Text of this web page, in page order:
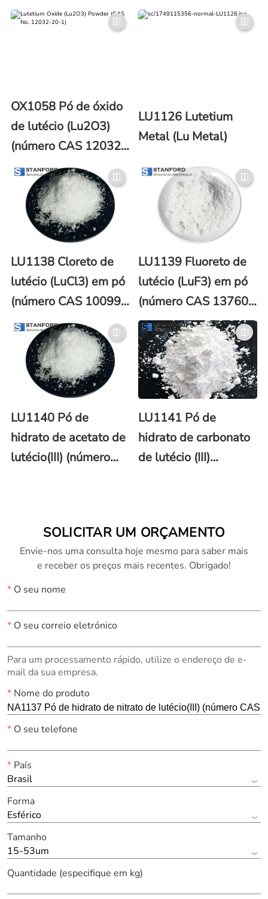
OX1058 Pó de óxido
de lutécio (Lu2O3)
(número CAS 12032-
20-1)
LU1126 Lutetium
Metal (Lu Metal)
LU1138 Cloreto de
lutécio (LuCl3) em pó
(número CAS 10099-
66-8)
LU1139 Fluoreto de
lutécio (LuF3) em pó
(número CAS 13760-
81-1)
LU1140 Pó de
hidrato de acetato de
lutécio(III) (número
LU1141 Pó de
hidrato de carbonato
de lutécio (III)
SOLICITAR UM ORÇAMENTO
Envie-nos uma consulta hoje mesmo para saber mais
e receber os preços mais recentes. Obrigado!
*O seu nome
*O seu correio eletrónico
Para um processamento rápido, utilize o endereço de e-
mail da sua empresa.
*Nome do produto
*O seu telefone
*País
Brasil
Forma
Esférico
Tamanho
15-53um
Quantidade (especifique em kg)